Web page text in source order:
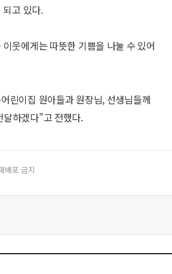
고 있다.
웃에게는 따뜻한 기쁨을 나눌 수 있어
린이집 원아들과 원장님, 선생님들께
하겠다”고 전했다.
배포 금지